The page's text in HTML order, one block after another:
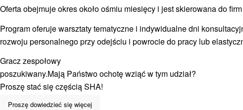
Oferta obejmuje okres około ośmiu miesięcy i jest skierowana do
Program oferuje warsztaty tematyczne i indywidualne dni
rozwoju personalnego przy odejściu i powrocie do pracy lub
Gracz zespołowy
poszukiwany.Mają Państwo ochotę wziąć w tym udział?
Proszę stać się częścią SHA!
Proszę dowiedzieć się więcej